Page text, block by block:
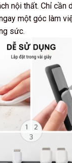
nội thất. Chỉ cần
một góc làm
sức.